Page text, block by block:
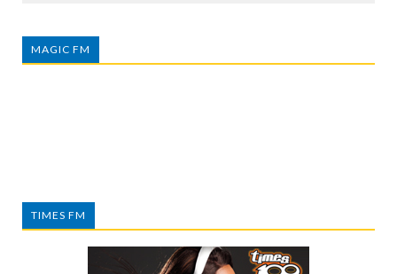
MAGIC FM
TIMES FM